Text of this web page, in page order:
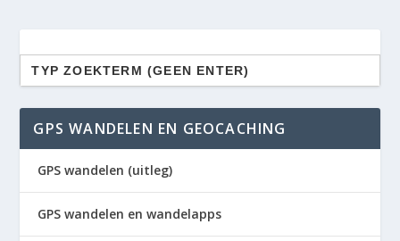
Zoek
naar:
GPS WANDELEN EN GEOCACHING
GPS wandelen (uitleg)
GPS wandelen en wandelapps